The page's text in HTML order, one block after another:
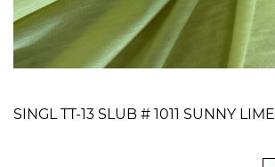
SINGL TT-13 SLUB # 1011 SUNNY LIME